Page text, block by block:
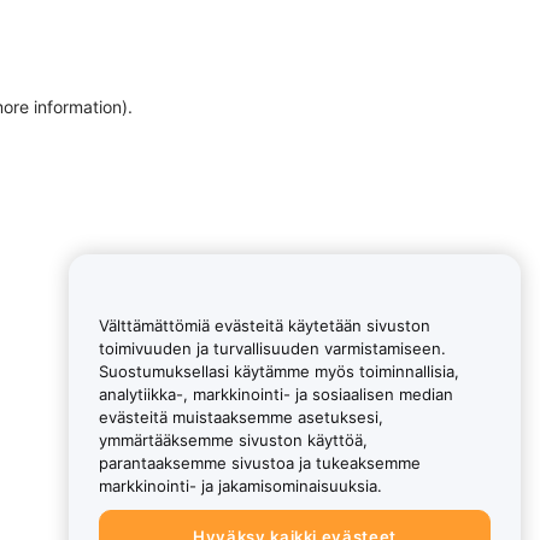
information).
Välttämättömiä evästeitä käytetään sivuston
toimivuuden ja turvallisuuden varmistamiseen.
Suostumuksellasi käytämme myös toiminnallisia,
analytiikka-, markkinointi- ja sosiaalisen median
evästeitä muistaaksemme asetuksesi,
ymmärtääksemme sivuston käyttöä,
parantaaksemme sivustoa ja tukeaksemme
markkinointi- ja jakamisominaisuuksia.